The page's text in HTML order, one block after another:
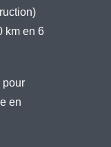
km en 6
pour
en